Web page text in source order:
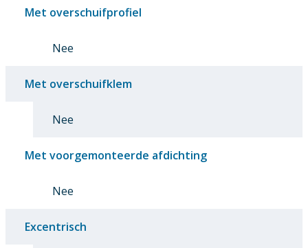
Met overschuifprofiel
Nee
Met overschuifklem
Nee
Met voorgemonteerde afdichting
Nee
Excentrisch